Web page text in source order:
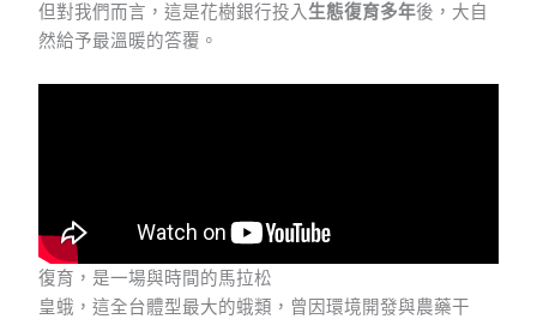
但對我們而言，這是花樹銀行投入生態復育多年後，大自
然給予最溫暖的答覆。
復育，是一場與時間的馬拉松
皇蛾，這全台體型最大的蛾類，曾因環境開發與農藥干